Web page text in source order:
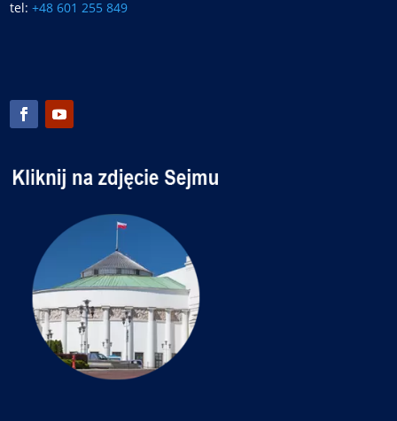
tel:+48 601 255 849